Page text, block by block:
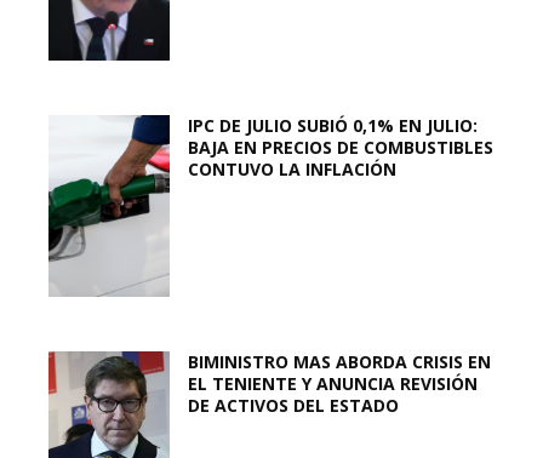
IPC DE JULIO SUBIÓ 0,1% EN JULIO:
BAJA EN PRECIOS DE COMBUSTIBLES
CONTUVO LA INFLACIÓN
BIMINISTRO MAS ABORDA CRISIS EN
EL TENIENTE Y ANUNCIA REVISIÓN
DE ACTIVOS DEL ESTADO